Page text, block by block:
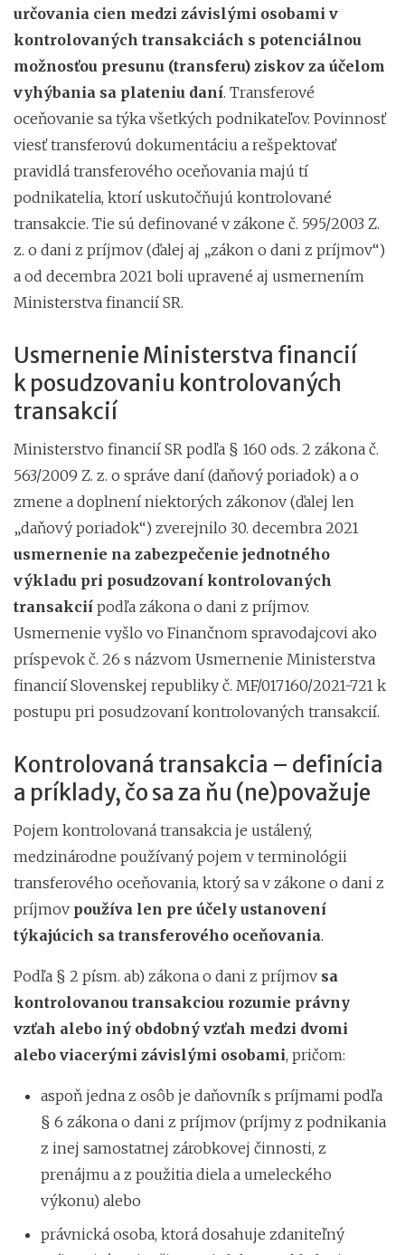
určovania cien medzi závislými osobami v
kontrolovaných transakciách s potenciálnou
možnosťou presunu (transferu) ziskov za účelom
vyhýbania sa plateniu daní. Transferové
oceňovanie sa týka všetkých podnikateľov. Povinnosť
viesť transferovú dokumentáciu a rešpektovať
pravidlá transferového oceňovania majú tí
podnikatelia, ktorí uskutočňujú kontrolované
transakcie. Tie sú definované v zákone č. 595/2003 Z.
z. o dani z príjmov (ďalej aj „zákon o dani z príjmov“)
a od decembra 2021 boli upravené aj usmernením
Ministerstva financií SR.
Usmernenie Ministerstva financií
k posudzovaniu kontrolovaných
transakcií
Ministerstvo financií SR podľa § 160 ods. 2 zákona č.
563/2009 Z. z. o správe daní (daňový poriadok) a o
zmene a doplnení niektorých zákonov (ďalej len
„daňový poriadok“) zverejnilo 30. decembra 2021
usmernenie na zabezpečenie jednotného
výkladu pri posudzovaní kontrolovaných
transakcií podľa zákona o dani z príjmov.
Usmernenie vyšlo vo Finančnom spravodajcovi ako
príspevok č. 26 s názvom Usmernenie Ministerstva
financií Slovenskej republiky č. MF/017160/2021-721 k
postupu pri posudzovaní kontrolovaných transakcií.
Kontrolovaná transakcia – definícia
a príklady, čo sa za ňu (ne)považuje
Pojem kontrolovaná transakcia je ustálený,
medzinárodne používaný pojem v terminológii
transferového oceňovania, ktorý sa v zákone o dani z
príjmov používa len pre účely ustanovení
týkajúcich sa transferového oceňovania.
Podľa § 2 písm. ab) zákona o dani z príjmov sa
kontrolovanou transakciou rozumie právny
vzťah alebo iný obdobný vzťah medzi dvomi
alebo viacerými závislými osobami, pričom:
aspoň jedna z osôb je daňovník s príjmami podľa
§ 6 zákona o dani z príjmov (príjmy z podnikania
z inej samostatnej zárobkovej činnosti, z
prenájmu a z použitia diela a umeleckého
výkonu) alebo
právnická osoba, ktorá dosahuje zdaniteľný